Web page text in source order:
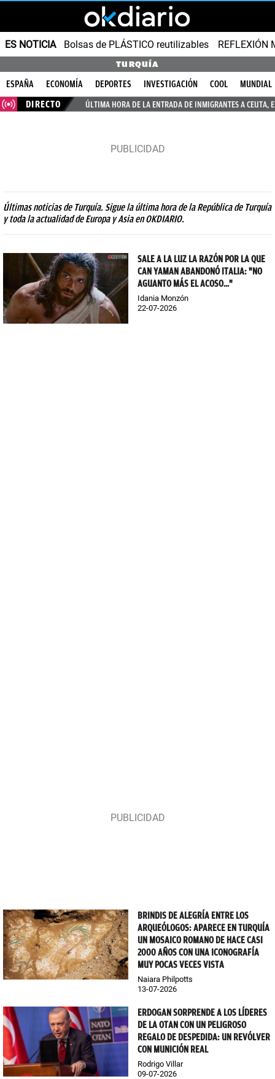
ES NOTICIA Bolsas de PLÁSTICO reutilizables REFLEXIÓN
TURQUÍA
ESPAÑA ECONOMÍA DEPORTES INVESTIGACIÓN COOL
MUNDIAL
DIRECTO
ÚLTIMA HORA DE LA ENTRADA DE INMIGRANTES A CEUTA,
Últimas noticias de Turquía. Sigue la última hora de la República de Turquía
y toda la actualidad de Europa y Asia en OKDIARIO.
SALE A LA LUZ LA RAZÓN POR LA QUE
CAN YAMAN ABANDONÓ ITALIA: "NO
AGUANTO MÁS EL ACOSO..."
Idania Monzón
22-07-2026
BRINDIS DE ALEGRÍA ENTRE LOS
ARQUEÓLOGOS: APARECE EN TURQUÍA
UN MOSAICO ROMANO DE HACE CASI
2000 AÑOS CON UNA ICONOGRAFÍA
MUY POCAS VECES VISTA
Naiara Philpotts
13-07-2026
ERDOGAN SORPRENDE A LOS LÍDERES
DE LA OTAN CON UN PELIGROSO
REGALO DE DESPEDIDA: UN REVÓLVER
CON MUNICIÓN REAL
Rodrigo Villar
09-07-2026